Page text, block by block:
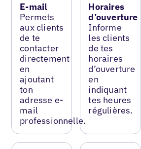
E-mail
Permets
aux clients
de te
contacter
directement
en
ajoutant
ton
adresse e-
mail
professionnelle.
Horaires
d’ouverture
Informe
les clients
de tes
horaires
d’ouverture
en
indiquant
tes heures
régulières.